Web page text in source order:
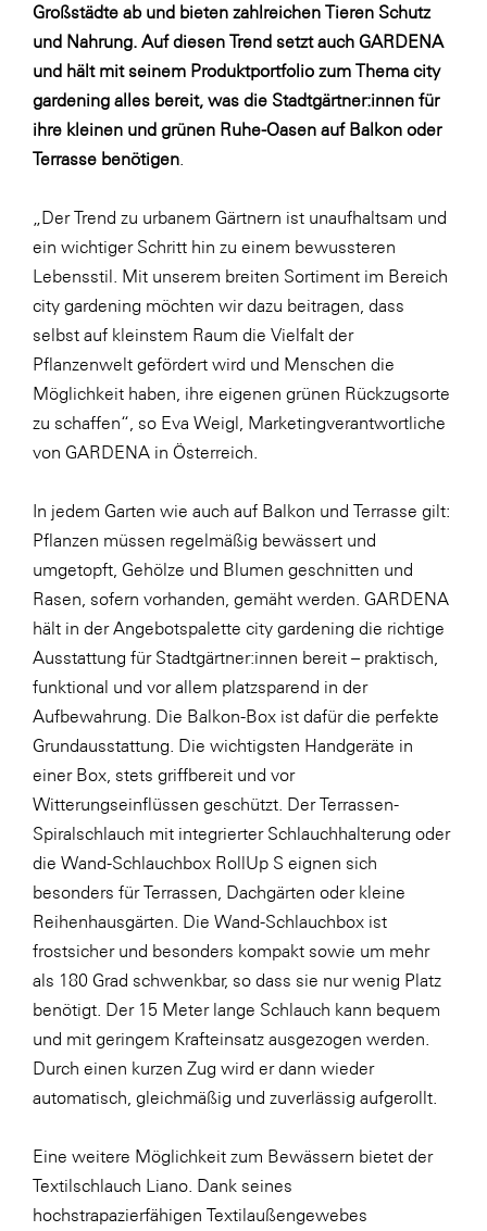
Großstädte ab und bieten zahlreichen Tieren Schutz
und Nahrung. Auf diesen Trend setzt auch GARDENA
und hält mit seinem Produktportfolio zum Thema city
gardening alles bereit, was die Stadtgärtner:innen für
ihre kleinen und grünen Ruhe-Oasen auf Balkon oder
Terrasse benötigen
„Der Trend zu urbanem Gärtnern ist unaufhaltsam und
ein wichtiger Schritt hin zu einem bewussteren
Lebensstil. Mit unserem breiten Sortiment im Bereich
city gardening möchten wir dazu beitragen, dass
selbst auf kleinstem Raum die Vielfalt der
Pflanzenwelt gefördert wird und Menschen die
Möglichkeit haben, ihre eigenen grünen Rückzugsorte
zu schaffen“, so Eva Weigl, Marketingverantwortliche
von GARDENA in Österreich.
In jedem Garten wie auch auf Balkon und Terrasse gilt:
Pflanzen müssen regelmäßig bewässert und
umgetopft, Gehölze und Blumen geschnitten und
Rasen, sofern vorhanden, gemäht werden. GARDENA
hält in der Angebotspalette city gardening die richtige
Ausstattung für Stadtgärtner:innen bereit – praktisch,
funktional und vor allem platzsparend in der
Aufbewahrung. Die Balkon-Box ist dafür die perfekte
Grundausstattung. Die wichtigsten Handgeräte in
einer Box, stets griffbereit und vor
Witterungseinflüssen geschützt. Der Terrassen-
Spiralschlauch mit integrierter Schlauchhalterung oder
die Wand-Schlauchbox RollUp S eignen sich
besonders für Terrassen, Dachgärten oder kleine
Reihenhausgärten. Die Wand-Schlauchbox ist
frostsicher und besonders kompakt sowie um mehr
als 180 Grad schwenkbar, so dass sie nur wenig Platz
benötigt. Der 15 Meter lange Schlauch kann bequem
und mit geringem Krafteinsatz ausgezogen werden.
Durch einen kurzen Zug wird er dann wieder
automatisch, gleichmäßig und zuverlässig aufgerollt.
Eine weitere Möglichkeit zum Bewässern bietet der
Textilschlauch Liano. Dank seines
hochstrapazierfähigen Textilaußengewebes